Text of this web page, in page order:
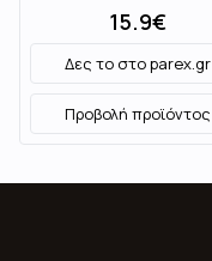
15.9€
Δες το στοparex.gr
Προβολή προϊόντος